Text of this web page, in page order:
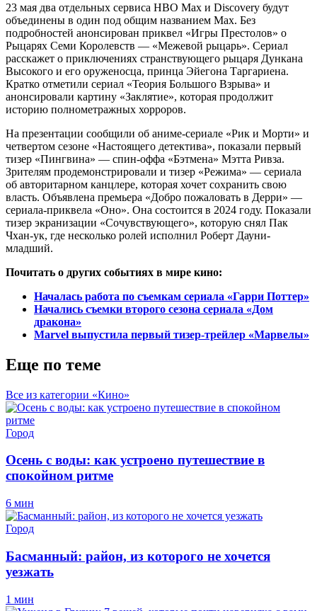
23 мая два отдельных сервиса HBO Max и Discovery будут
объединены в один под общим названием Max. Без
подробностей анонсирован приквел «Игры Престолов» о
Рыцарях Семи Королевств — «Межевой рыцарь». Сериал
расскажет о приключениях странствующего рыцаря Дункана
Высокого и его оруженосца, принца Эйегона Таргариена.
Кратко отметили сериал «Теория Большого Взрыва» и
анонсировали картину «Заклятие», которая продолжит
историю полнометражных хорроров.
На презентации сообщили об аниме-сериале «Рик и Морти» и
четвертом сезоне «Настоящего детектива», показали первый
тизер «Пингвина» — спин-оффа «Бэтмена» Мэтта Ривза.
Зрителям продемонстрировали и тизер «Режима» — сериала
об авторитарном канцлере, которая хочет сохранить свою
власть. Объявлена премьера «Добро пожаловать в Дерри» —
сериала-приквела «Оно». Она состоится в 2024 году. Показали
тизер экранизации «Сочувствующего», которую снял Пак
Чхан-ук, где несколько ролей исполнил Роберт Дауни-
младший.
Почитать о других событиях в мире кино:
Началась работа по съемкам сериала «Гарри Поттер»
Начались съемки второго сезона сериала «Дом
дракона»
Marvel выпустила первый тизер-трейлер «Марвелы»
Еще по теме
Все из категории «Кино»
Город
Осень с воды: как устроено путешествие в
спокойном ритме
6 мин
Город
Басманный: район, из которого не хочется
уезжать
1 мин